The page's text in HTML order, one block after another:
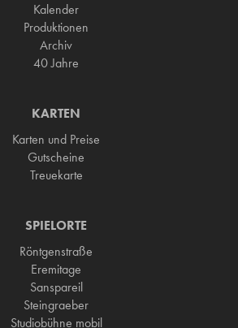
Kalender
Produktionen
Archiv
40 Jahre
KARTEN
Karten und Preise
Gutscheine
Treuekarte
SPIELORTE
Röntgenstraße
Eremitage
Sanspareil
Steingraeber
Studiobühne mobil